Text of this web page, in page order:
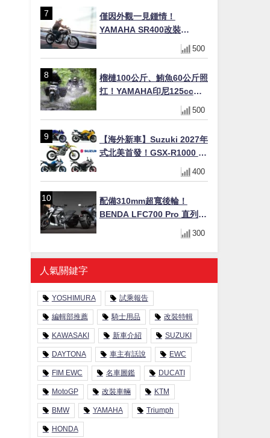
僅因外觀一見鍾情！
YAMAHA SR400改裝
Tracker風格｜ 女車主的機車
人生蛻變記
500
榴槤100公斤、鮪魚60公斤照
扛！YAMAHA印尼125cc速
克達Gear Ultima 2740公里
耐操實測
500
【海外新車】Suzuki 2027年
式北美首發！GSX-R1000 40
週年紀念×SV-7GX新款跨界
車×RM-Z450 Ken Roczen
400
配備310mm超寬後輪！
BENDA LFC700 Pro 直列四
缸巡航車挑戰歐洲市場
300
人氣關鍵字
YOSHIMURA 試乘報告
編輯部推薦 騎士用品 改裝特輯
KAWASAKI 新車介紹 SUZUKI
DAYTONA 車主有話說 EWC
FIM EWC 名車圖鑑 DUCATI
MotoGP 改裝車輛 KTM
BMW YAMAHA Triumph
HONDA